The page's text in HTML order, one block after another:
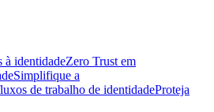
à identidadeZero Trust em
Simplifique a
de trabalho de identidadeProteja